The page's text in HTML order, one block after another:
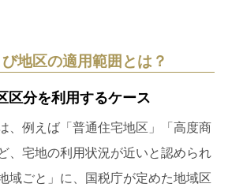
地区の適用範囲とは？
区分を利用するケース
、例えば「普通住宅地区」「高度商
、宅地の利用状況が近いと認められ
域ごと」に、国税庁が定めた地域区